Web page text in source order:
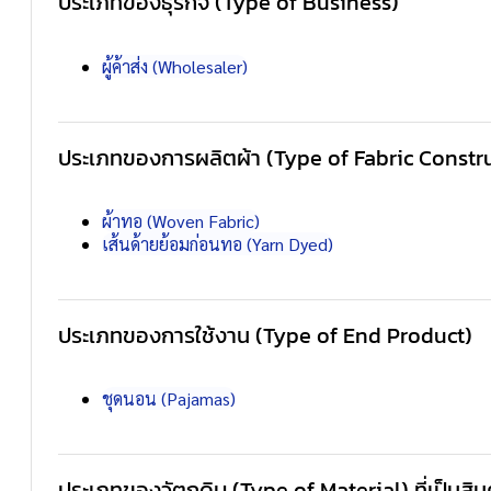
ผู้ค้าส่ง (Wholesaler)
ประเภทของการผลิตผ้า (Type of Fabric
ผ้าทอ (Woven Fabric)
เส้นด้ายย้อมก่อนทอ (Yarn Dyed)
ประเภทของการใช้งาน (Type of End Product)
ชุดนอน (Pajamas)